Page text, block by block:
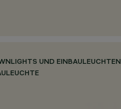
UND EINBAULEUCHTEN